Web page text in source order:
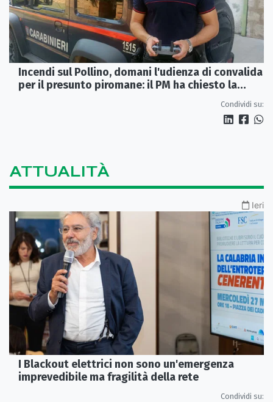
Incendi sul Pollino, domani l'udienza di convalida
per il presunto piromane: il PM ha chiesto la
Condividi su:
ATTUALITÀ
Ieri
I Blackout elettrici non sono un'emergenza
imprevedibile ma fragilità della rete
Condividi su: